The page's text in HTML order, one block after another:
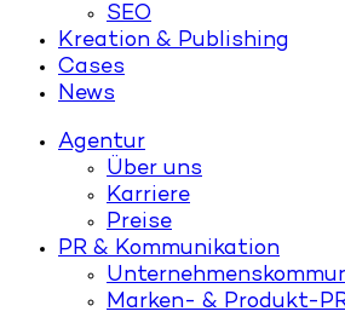
SEO
Kreation & Publishing
Cases
News
Agentur
Über uns
Karriere
Preise
PR & Kommunikation
Marken- & Produkt-